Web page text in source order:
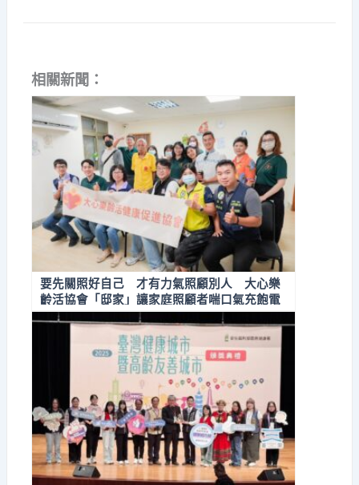
相關新聞：
要先關照好自己 才有力氣照顧別人 大心樂
齡活協會「邸家」讓家庭照顧者喘口氣充飽電